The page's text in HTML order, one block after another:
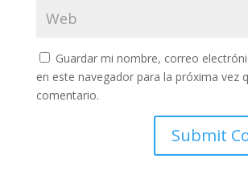
Guardar mi nombre, correo
en este navegador para la próxima vez
comentario.